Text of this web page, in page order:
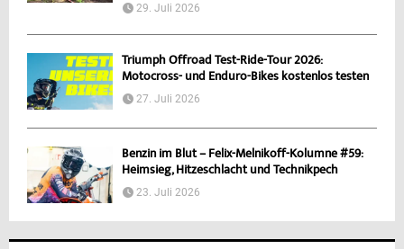
29. Juli 2026
Triumph Offroad Test-Ride-Tour 2026:
Motocross- und Enduro-Bikes kostenlos testen
27. Juli 2026
Benzin im Blut – Felix-Melnikoff-Kolumne #59:
Heimsieg, Hitzeschlacht und Technikpech
23. Juli 2026